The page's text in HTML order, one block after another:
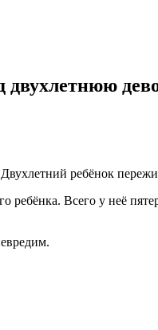
двухлетнюю
ребёнок
Всего у неё